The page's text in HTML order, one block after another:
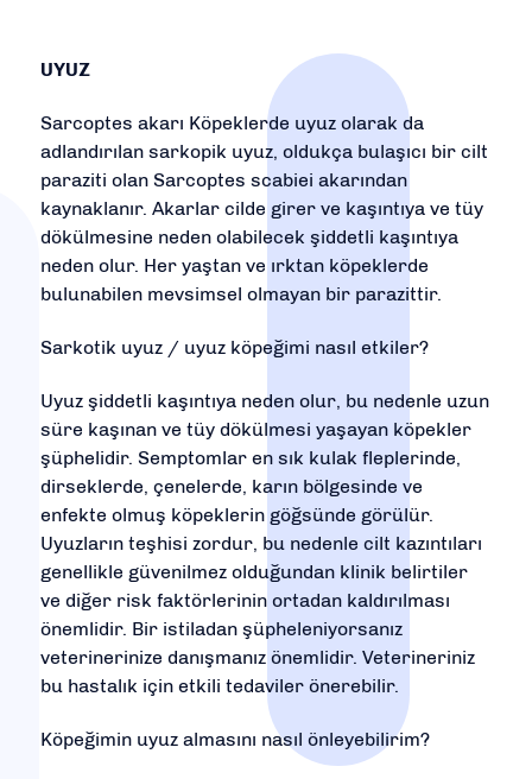
UYUZ
Sarcoptes akarı Köpeklerde uyuz olarak da
adlandırılan sarkopik uyuz, oldukça bulaşıcı bir cilt
paraziti olan Sarcoptes scabiei akarından
kaynaklanır. Akarlar cilde girer ve kaşıntıya ve tüy
dökülmesine neden olabilecek şiddetli kaşıntıya
neden olur. Her yaştan ve ırktan köpeklerde
bulunabilen mevsimsel olmayan bir parazittir.
Sarkotik uyuz / uyuz köpeğimi nasıl etkiler?
Uyuz şiddetli kaşıntıya neden olur, bu nedenle uzun
süre kaşınan ve tüy dökülmesi yaşayan köpekler
şüphelidir. Semptomlar en sık kulak fleplerinde,
dirseklerde, çenelerde, karın bölgesinde ve
enfekte olmuş köpeklerin göğsünde görülür.
Uyuzların teşhisi zordur, bu nedenle cilt kazıntıları
genellikle güvenilmez olduğundan klinik belirtiler
ve diğer risk faktörlerinin ortadan kaldırılması
önemlidir. Bir istiladan şüpheleniyorsanız
veterinerinize danışmanız önemlidir. Veterineriniz
bu hastalık için etkili tedaviler önerebilir.
Köpeğimin uyuz almasını nasıl önleyebilirim?